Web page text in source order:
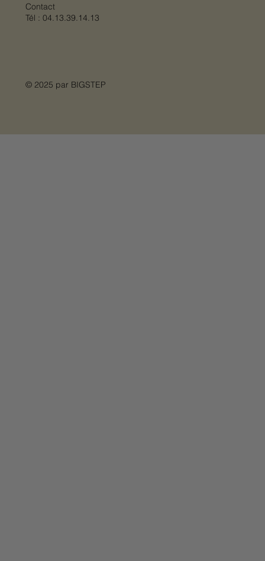
Contact
Tél : 04.13.39.14.13
© 2025 par BIGSTEP